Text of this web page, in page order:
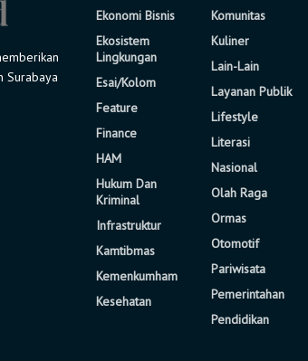
Surabaya
Ekonomi Bisnis
Ekosistem
Lingkungan
Esai/Kolom
Feature
Finance
HAM
Hukum Dan
Kriminal
Infrastruktur
Kamtibmas
Kemenkumham
Kesehatan
Komunitas
Kuliner
Lain-Lain
Layanan Publik
Lifestyle
Literasi
Nasional
Olah Raga
Ormas
Otomotif
Pariwisata
Pemerintahan
Pendidikan